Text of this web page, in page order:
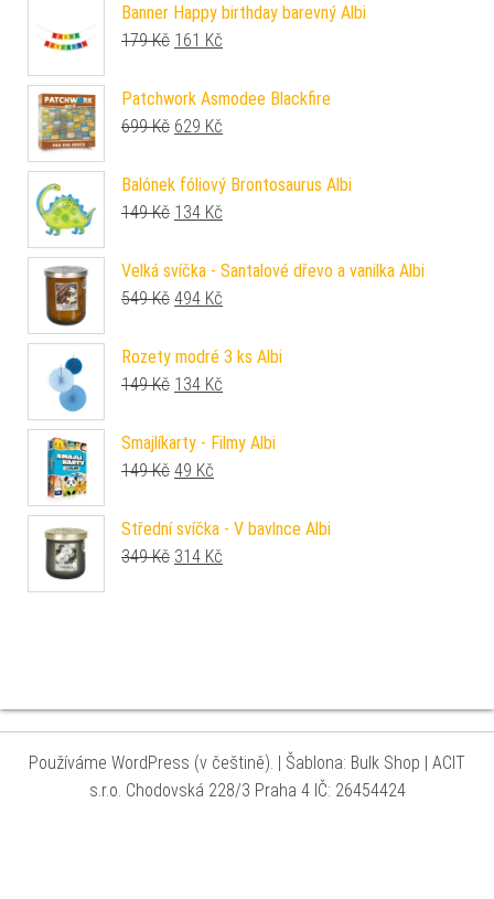
Banner Happy birthday barevný Albi
179Kč Původní cena byla: 179 Kč.
161 Kč
Patchwork Asmodee Blackfire
699Kč Původní cena byla: 699 Kč.
629 Kč
Balónek fóliový Brontosaurus Albi
149Kč Původní cena byla: 149 Kč.
134 Kč
Velká svíčka - Santalové dřevo a vanilka Albi
549Kč Původní cena byla: 549 Kč.
494 Kč
Rozety modré 3 ks Albi
149Kč Původní cena byla: 149 Kč.
134 Kč
Smajlíkarty - Filmy Albi
149Kč Původní cena byla: 149 Kč.
49 Kč
Střední svíčka - V bavlnce Albi
349Kč Původní cena byla: 349 Kč.
314 Kč
Používáme WordPress (v češtině). | Šablona: Bulk Shop | ACIT
s.r.o. Chodovská 228/3 Praha 4 IČ: 26454424